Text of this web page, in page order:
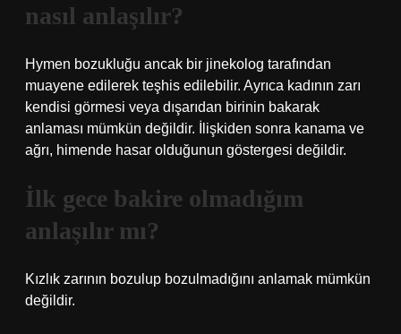
nasıl anlaşılır?
Hymen bozukluğu ancak bir jinekolog tarafından
muayene edilerek teşhis edilebilir. Ayrıca kadının zarı
kendisi görmesi veya dışarıdan birinin bakarak
anlaması mümkün değildir. İlişkiden sonra kanama ve
ağrı, himende hasar olduğunun göstergesi değildir.
İlk gece bakire olmadığım
anlaşılır mı?
Kızlık zarının bozulup bozulmadığını anlamak mümkün
değildir.